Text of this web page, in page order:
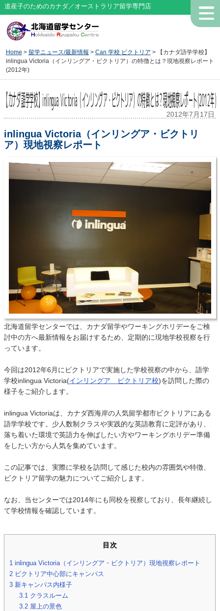
道産子のためのカナダ／オーストラリア留学専門店
Home > 留学ニュース/最新情報 > Can 学校 ビクトリア > 【カナダ語学学校】
inlingua Victoria（インリングア・ビクトリア）の特徴とは？現地視察レポート
(2012年)
【カナダ語学学校】inlingua Victoria（インリングア・ビクトリア）の特徴とは？現地視察レポート(2012年)
2012年7月17日
inlingua Victoria（インリングア・ビクトリ
ア）現地視察レポート
北海道留学センターでは、カナダ留学やワーキングホリデーをご検
討中の方へ最新情報をお届けするため、定期的に現地学校視察を行
っています。
今回は2012年6月にビクトリアで実施した学校視察の中から、語学
学校inlingua Victoria(インリングア ビクトリア校)を訪問した際の
様子をご紹介します。
inlingua Victoriaは、カナダ西海岸の人気留学都市ビクトリアにある
語学学校です。少人数制クラスや実践的な英語教育に定評があり、
落ち着いた環境で英語力を伸ばしたい方やワーキングホリデー準備
をしたい方から人気を集めています。
この記事では、実際に学校を訪問して感じた校内の雰囲気や特徴、
ビクトリア留学の魅力についてご紹介します。
なお、当センターでは2014年にも同校を視察しており、長年継続し
て学校情報を確認しています。
目次
1 inlingua Victoria（インリングア・ビクトリア）現地視察レポート
2 ビクトリア中心部にキャンパス
3 新キャンパス内様子
3.1 クラスルーム
3.2 屋上の景色